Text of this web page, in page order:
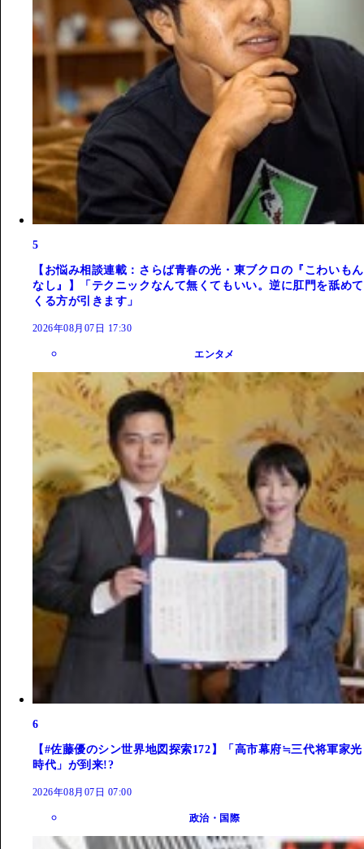
5
【お悩み相談連載：さらば青春の光・東ブクロの『こわいもん
なし』】「テクニックなんて無くてもいい。逆に肛門を舐めて
くる方が引きます」
2026年08月07日 17:30
エンタメ
6
【#佐藤優のシン世界地図探索172】「高市幕府≒三代将軍家光
時代」が到来!?
2026年08月07日 07:00
政治・国際